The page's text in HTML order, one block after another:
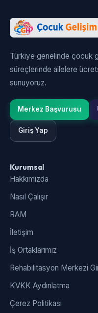
Türkiye genelinde çocuk
süreçlerinde ailelere
sunuyoruz.
Merkez Başvurusu
Giriş Yap
Kurumsal
Hakkımızda
Nasıl Çalışır
RAM
İletişim
İş Ortaklarımız
Rehabilitasyon Merkezi
KVKK Aydınlatma
Çerez Politikası